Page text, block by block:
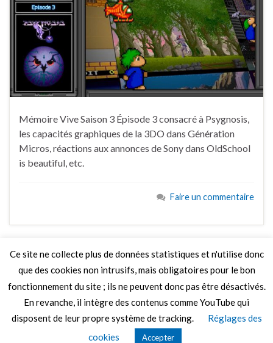
Mémoire Vive Saison 3 Épisode 3 consacré à Psygnosis,
les capacités graphiques de la 3DO dans Génération
Micros, réactions aux annonces de Sony dans OldSchool
is beautiful, etc.
Faire un commentaire
LIRE PLUS
Ce site ne collecte plus de données statistiques et n'utilise donc
que des cookies non intrusifs, mais obligatoires pour le bon
fonctionnement du site ; ils ne peuvent donc pas être désactivés.
En revanche, il intègre des contenus comme YouTube qui
disposent de leur propre système de tracking.
Réglages des
cookies
Accepter